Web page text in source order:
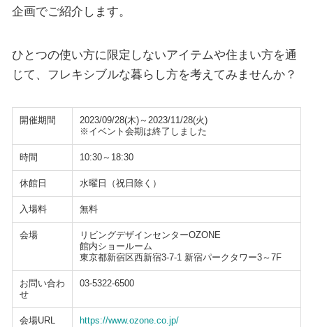
企画でご紹介します。
ひとつの使い方に限定しないアイテムや住まい方を通
じて、フレキシブルな暮らし方を考えてみませんか？
開催期間
2023/09/28(木)～2023/11/28(火)
※イベント会期は終了しました
時間 10:30～18:30
休館日 水曜日（祝日除く）
入場料 無料
会場
リビングデザインセンターOZONE
館内ショールーム
東京都新宿区西新宿3-7-1 新宿パークタワー3～7F
お問い合わ
せ
03-5322-6500
会場URL https://www.ozone.co.jp/